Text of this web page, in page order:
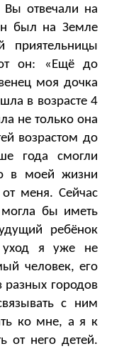
отвечали на
был на Земле
он: «Ещё до
моя дочка
в возрасте 4
не только она
возрастом до
года смогли
в моей жизни
меня. Сейчас
бы иметь
ребёнок
уход я уже не
человек, его
городов
с ним
ко мне, а я к
от него детей.